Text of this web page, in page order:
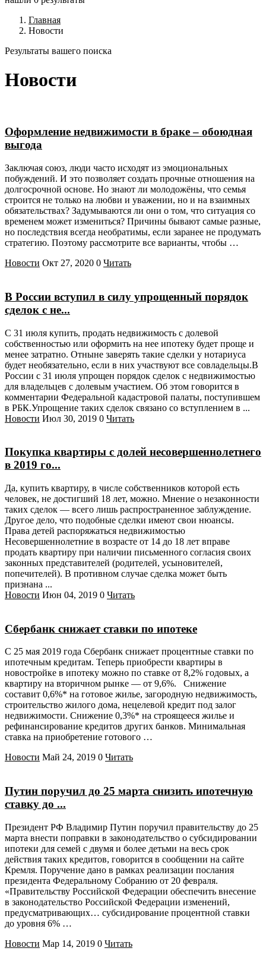
Главная
Новости
Результаты вашего поиска
Новости
Оформление недвижимости в браке – обоюдная
выгода
Заключая союз, люди часто исходят из эмоциональных
побуждений. И это позволяет создать прочные отношения на
долгосрочной основе. Но знают ли молодожёны, что семья
строится не только на любви и уважении, но и на взаимных
обязательствах? Задумываются ли они о том, что ситуация со
временем может измениться? Причины бывают самые разные,
но последствия всегда необратимы, если заранее не продумать
стратегию. Поэтому рассмотрите все варианты, чтобы …
Новости Окт 27, 2020 0 Читать
В России вступил в силу упрощенный порядок
сделок с не...
С 31 июля купить, продать недвижимость с долевой
собственностью или оформить на нее ипотеку будет проще и
менее затратно. Отныне заверять такие сделки у нотариуса
будет необязательно, если в них участвуют все совладельцы.В
России с 31 июля упрощен порядок сделок с недвижимостью
для владельцев с долевым участием. Об этом говорится в
комментарии Федеральной кадастровой палаты, поступившем
в РБК.Упрощение таких сделок связано со вступлением в ...
Новости Июл 30, 2019 0 Читать
Покупка квартиры с долей несовершеннолетнего
в 2019 го...
Да, купить квартиру, в числе собственников которой есть
человек, не достигший 18 лет, можно. Мнение о незаконности
таких сделок — всего лишь распространенное заблуждение.
Другое дело, что подобные сделки имеют свои нюансы.
Права детей распоряжаться недвижимостью
Несовершеннолетние в возрасте от 14 до 18 лет вправе
продать квартиру при наличии письменного согласия своих
законных представителей (родителей, усыновителей,
попечителей). В противном случае сделка может быть
признана ...
Новости Июн 04, 2019 0 Читать
Сбербанк снижает ставки по ипотеке
С 25 мая 2019 года Сбербанк снижает процентные ставки по
ипотечным кредитам. Теперь приобрести квартиры в
новостройке в ипотеку можно по ставке от 8,2% годовых, а
квартиру на вторичном рынке — от 9,6%. Снижение
составит 0,6%* на готовое жилье, загородную недвижимость,
строительство жилого дома, нецелевой кредит под залог
недвижимости. Снижение 0,3%* на строящееся жилье и
рефинансирование кредитов других банков. Минимальная
ставка на приобретение готового …
Новости Май 24, 2019 0 Читать
Путин поручил до 25 марта снизить ипотечную
ставку до ...
Президент РФ Владимир Путин поручил правительству до 25
марта внести поправки в законодательство о субсидировании
ипотеки для семей с двумя и более детьми на весь срок
действия таких кредитов, говорится в сообщении на сайте
Кремля. Поручение дано в рамках реализации послания
президента Федеральному Собранию от 20 февраля.
«Правительству Российской Федерации обеспечить внесение
в законодательство Российской Федерации изменений,
предусматривающих… субсидирование процентной ставки
до уровня 6% …
Новости Мар 14, 2019 0 Читать